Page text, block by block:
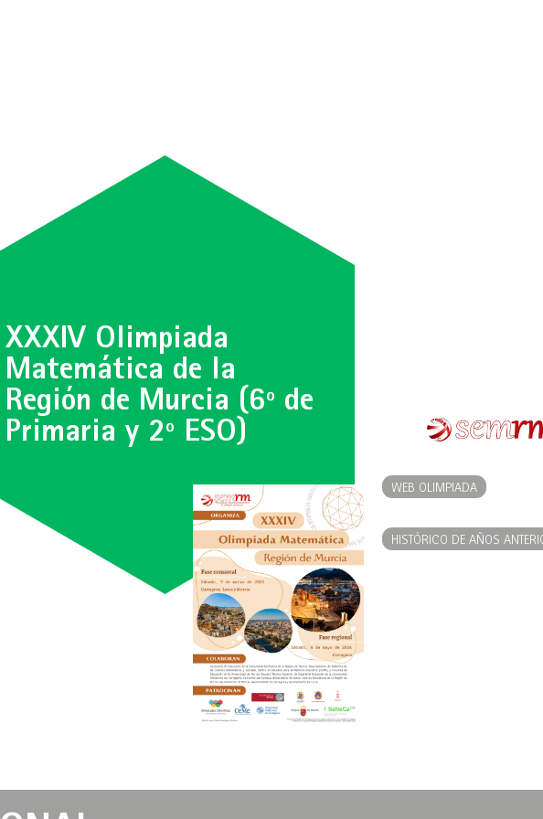
XXXIV Olimpiada
Matemática de la
Región de Murcia (6º de
Primaria y 2º ESO)
WEB OLIMPIADA
HISTÓRICO DE AÑOS